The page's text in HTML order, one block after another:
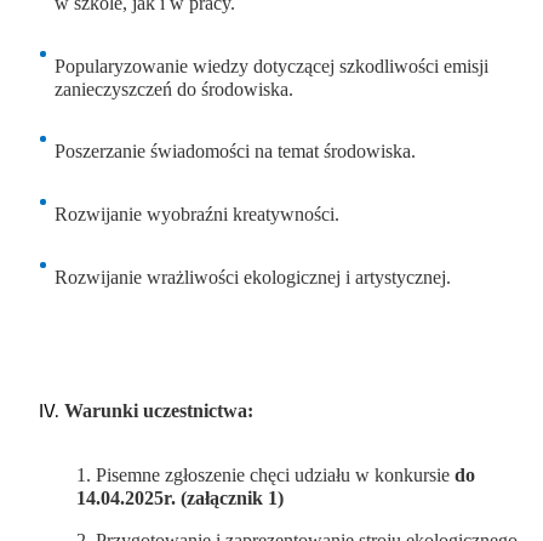
Popularyzowanie wiedzy dotyczącej szkodliwości emisji
zanieczyszczeń do środowiska.
Poszerzanie świadomości na temat środowiska.
Rozwijanie wyobraźni kreatywności.
Rozwijanie wrażliwości ekologicznej i artystycznej.
Warunki uczestnictwa:
1. Pisemne zgłoszenie chęci udziału w konkursie do
14.04.2025r. (załącznik 1)